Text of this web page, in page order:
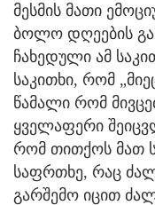
მესმის მათი
ბოლო დღეების
ჩახედული ამ
საკითხი, რომ
წამალი რომ
ყველაფერი
რომ თითქოს მათ
საფრთხე, რაც
გარშემო იცით